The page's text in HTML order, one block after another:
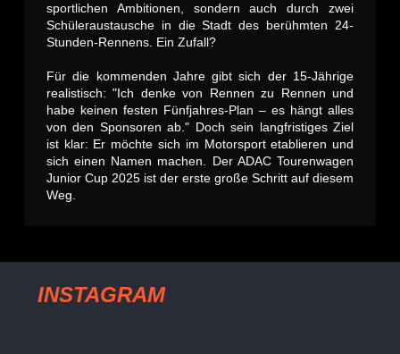
sportlichen Ambitionen, sondern auch durch zwei
Schüleraustausche in die Stadt des berühmten 24-
Stunden-Rennens. Ein Zufall?
Für die kommenden Jahre gibt sich der 15-Jährige
realistisch: "Ich denke von Rennen zu Rennen und
habe keinen festen Fünfjahres-Plan – es hängt alles
von den Sponsoren ab." Doch sein langfristiges Ziel
ist klar: Er möchte sich im Motorsport etablieren und
sich einen Namen machen. Der ADAC Tourenwagen
Junior Cup 2025 ist der erste große Schritt auf diesem
Weg.
INSTAGRAM